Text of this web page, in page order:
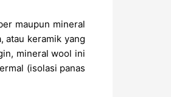
maupun mineral
atau keramik yang
mineral wool ini
(isolasi panas